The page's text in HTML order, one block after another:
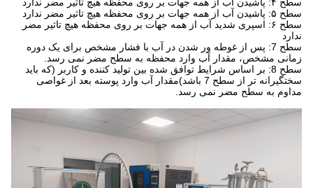
سطح ۵: پاشیدن آب از همه جهات بر روی محفظه هیچ تاثیر مضر ندارد
سطح ۶: اسپری شدید آب از همه جهات بر روی محفظه هیچ تاثیر مضر
ندارد
سطح 7: پس از غوطه ور شدن در آب با فشار مشخص برای یک دوره
زمانی مشخص، مقدار آب وارد محفظه به سطح مضر نمی رسد.
سطح 8: بر اساس شرایط توافق شده بین تولید کننده و کاربر (که باید
سختگیرانه تر از سطح 7 باشد)مقدار آب وارد پوسته بعد از غواصی
مداوم به سطح مضر نمی رسد.